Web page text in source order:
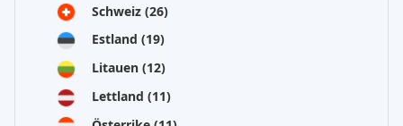
Schweiz (26)
Estland (19)
Litauen (12)
Lettland (11)